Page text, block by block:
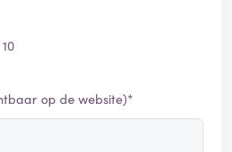
op de website)*